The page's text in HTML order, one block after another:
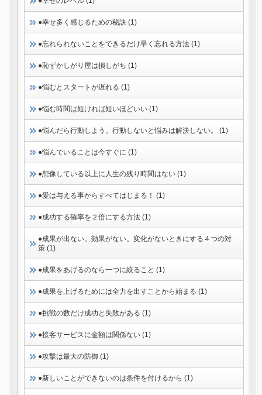
●幸せ多く感じるための秘訣 (1)
●忘れられないことをできるだけ早く忘れる方法 (1)
●恥ずかしがり屋は損しがち (1)
●悩むとスタートが遅れる (1)
●悩む時間は短ければ短いほどいい (1)
●悩んだら行動しよう。行動しないと悩みは解決しない。 (1)
●悩んでいることは今すぐに (1)
●想像している以上に人生の残り時間はない (1)
●愛は与える事からすべてはじまる！ (1)
●成功する確率を２倍にする方法 (1)
●成果が出ない。効果がない。変化がないときにする４つの対
策 (1)
●成果をあげるのなら一つに絞ること (1)
●成果を上げるためには全力を出すことから始まる (1)
●挑戦の数だけ成功と失敗がある (1)
●接客サービスに金額は関係ない (1)
●攻撃は最大の防御 (1)
●新しいことができないのは条件を付けるから (1)